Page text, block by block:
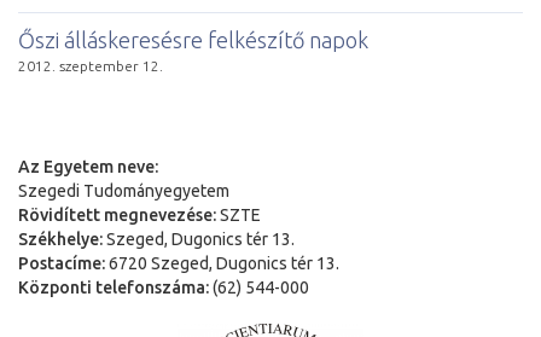
Őszi álláskeresésre felkészítő napok
2012. szeptember 12.
Az Egyetem neve:
Szegedi Tudományegyetem
Rövidített megnevezése:SZTE
Székhelye:Szeged, Dugonics tér 13.
Postacíme:6720 Szeged, Dugonics tér 13.
Központi telefonszáma:(62) 544-000